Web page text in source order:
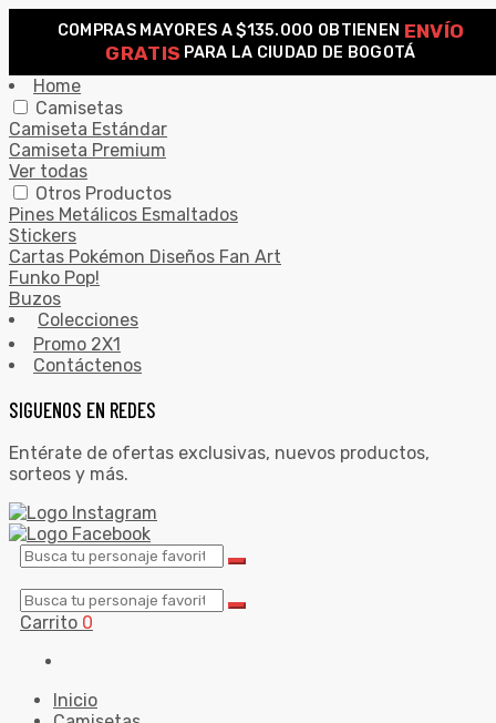
COMPRAS MAYORES A $135.000 OBTIENEN ENVÍO
GRATIS PARA LA CIUDAD DE BOGOTÁ
SEARCH
Home
Camisetas
Camiseta Estándar
Camiseta Premium
Ver todas
Otros Productos
Pines Metálicos Esmaltados
Stickers
Cartas Pokémon Diseños Fan Art
Funko Pop!
Buzos
Colecciones
Promo 2X1
Contáctenos
SIGUENOS EN REDES
Entérate de ofertas exclusivas, nuevos productos,
sorteos y más.
Carrito 0
Inicio